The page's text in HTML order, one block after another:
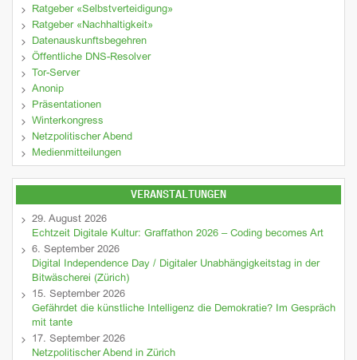
Ratgeber «Selbstverteidigung»
Ratgeber «Nachhaltigkeit»
Datenauskunftsbegehren
Öffentliche DNS-Resolver
Tor-Server
Anonip
Präsentationen
Winterkongress
Netzpolitischer Abend
Medienmitteilungen
VERANSTALTUNGEN
29. August 2026
Echtzeit Digitale Kultur: Graffathon 2026 – Coding becomes Art
6. September 2026
Digital Independence Day / Digitaler Unabhängigkeitstag in der
Bitwäscherei (Zürich)
15. September 2026
Gefährdet die künstliche Intelligenz die Demokratie? Im Gespräch
mit tante
17. September 2026
Netzpolitischer Abend in Zürich